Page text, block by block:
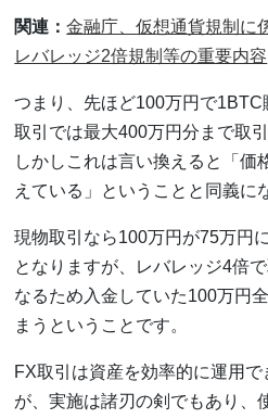
関連：金融庁、仮想通貨規制
レバレッジ2倍規制等の重要内容
つまり、先ほど100万円で
取引では最大400万円分まで取
しかしこれは言い換えると「価
えている」ということと同義に
現物取引なら100万円が75万円
となりますが、レバレッジ4倍
なるため入金していた100万円
まうということです。
FX取引は資産を効率的に運用
が、実施は諸刃の剣でもあり、